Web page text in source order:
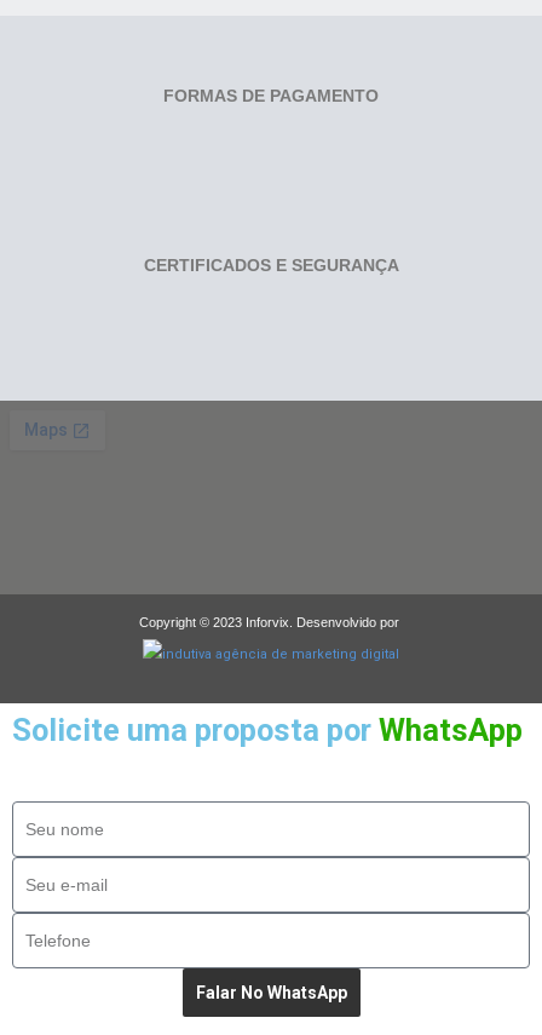
FORMAS DE PAGAMENTO
CERTIFICADOS E SEGURANÇA
Copyright © 2023 Inforvix. Desenvolvido por
Solicite uma proposta por WhatsApp
Falar No WhatsApp